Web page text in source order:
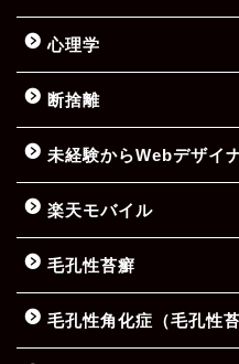
心理学
断捨離
未経験からWebデザイ
楽天モバイル
毛孔性苔癬
毛孔性角化症（毛孔性